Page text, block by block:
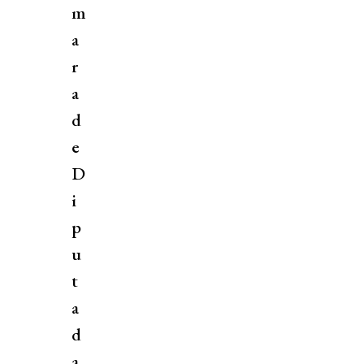
m
a
r
a
d
e
D
i
p
u
t
a
d